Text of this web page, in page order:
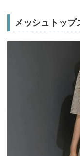
メッシュトップ